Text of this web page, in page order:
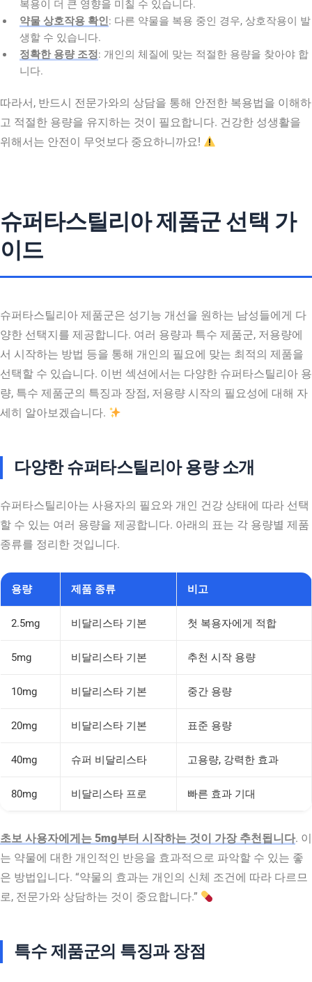
복용이 더 큰 영향을 미칠 수 있습니다.
약물 상호작용 확인: 다른 약물을 복용 중인 경우, 상호작용이 발
생할 수 있습니다.
정확한 용량 조정: 개인의 체질에 맞는 적절한 용량을 찾아야 합
니다.
따라서, 반드시 전문가와의 상담을 통해 안전한 복용법을 이해하
고 적절한 용량을 유지하는 것이 필요합니다. 건강한 성생활을
위해서는 안전이 무엇보다 중요하니까요!
슈퍼타스틸리아 제품군 선택 가
이드
슈퍼타스틸리아 제품군은 성기능 개선을 원하는 남성들에게 다
양한 선택지를 제공합니다. 여러 용량과 특수 제품군, 저용량에
서 시작하는 방법 등을 통해 개인의 필요에 맞는 최적의 제품을
선택할 수 있습니다. 이번 섹션에서는 다양한 슈퍼타스틸리아 용
량, 특수 제품군의 특징과 장점, 저용량 시작의 필요성에 대해 자
세히 알아보겠습니다.
다양한 슈퍼타스틸리아 용량 소개
슈퍼타스틸리아는 사용자의 필요와 개인 건강 상태에 따라 선택
할 수 있는 여러 용량을 제공합니다. 아래의 표는 각 용량별 제품
종류를 정리한 것입니다.
용량 제품 종류 비고
2.5mg 비달리스타 기본 첫 복용자에게 적합
5mg 비달리스타 기본 추천 시작 용량
10mg 비달리스타 기본 중간 용량
20mg 비달리스타 기본 표준 용량
40mg 슈퍼 비달리스타 고용량, 강력한 효과
80mg 비달리스타 프로 빠른 효과 기대
초보 사용자에게는 5mg부터 시작하는 것이 가장 추천됩니다. 이
는 약물에 대한 개인적인 반응을 효과적으로 파악할 수 있는 좋
은 방법입니다. “약물의 효과는 개인의 신체 조건에 따라 다르므
로, 전문가와 상담하는 것이 중요합니다.”
특수 제품군의 특징과 장점